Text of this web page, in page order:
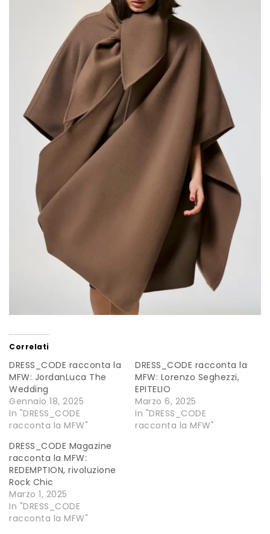
Correlati
DRESS_CODE racconta la
MFW: JordanLuca The
Wedding
Gennaio 18, 2025
In "DRESS_CODE
racconta la MFW"
DRESS_CODE racconta la
MFW: Lorenzo Seghezzi,
EPITELIO
Marzo 6, 2025
In "DRESS_CODE
racconta la MFW"
DRESS_CODE Magazine
racconta la MFW:
REDEMPTION, rivoluzione
Rock Chic
Marzo 1, 2025
In "DRESS_CODE
racconta la MFW"